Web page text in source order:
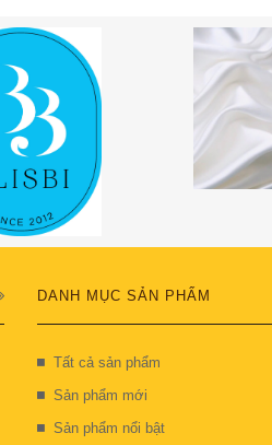
DANH MỤC SẢN PHẨM
Tất cả sản phẩm
Sản phẩm mới
Sản phẩm nổi bật